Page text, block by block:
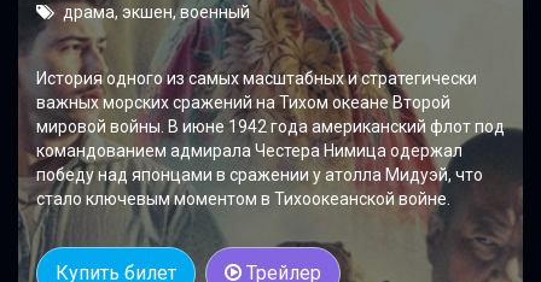
драма, экшен, военный
История одного из самых масштабных и стратегически
важных морских сражений на Тихом океане Второй
мировой войны. В июне 1942 года американский флот под
командованием адмирала Честера Нимица одержал
победу над японцами в сражении у атолла Мидуэй, что
стало ключевым моментом в Тихоокеанской войне.
Купить билет Трейлер